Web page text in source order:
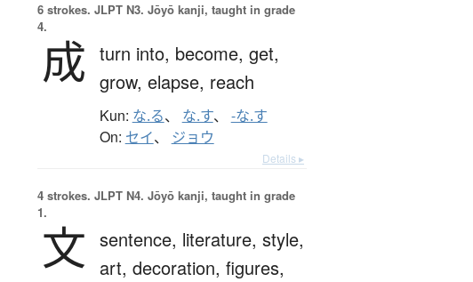
6 strokes. JLPT N3. Jōyō kanji, taught in grade
4.
成 turn into, become, get,
grow, elapse, reach
Kun: な.る、 な.す、 -な.す
On: セイ、 ジョウ
Details ▸
4 strokes. JLPT N4. Jōyō kanji, taught in grade
1.
文 sentence, literature, style,
art, decoration, figures,